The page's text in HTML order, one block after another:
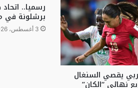
يقصي السنغال
نهائي “الكان”
رسميا..
برشلونة في
3 أغسطس، 2026